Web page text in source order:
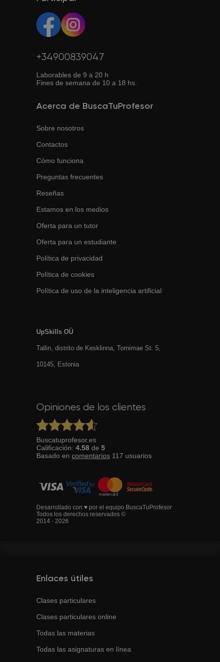
exámenes y formación profesional. Ofrecemos soporte,
confianza y transparencia en todo el proceso.
+34900839047
Laborables de 9 a 20 h
Fines de semana de 10 a 18 hs.
Acerca de BuscaTuProfesor
Sobre nosotros
Contactos
Cómo funciona
Preguntas frecuentes
Reseñas
Estamos en los medios
Oferta para un tutor
Oferta para un estudiante
Política de privacidad
Política de cookies
Política de uso de la inteligencia artificial
UpSkills OÜ
Tallin, distrito de Kesklinna, Tornimаe St. 5,
10145, Estonia
Opiniones de los clientes
Buscatuprofesor.es
Calificación: 4.58 de 5
Basado en comentarios 117 usuarios
Desarrollado con ♥ por el equipo BuscaTuProfesor
Todos los derechos reservados ©
2014 - 2026
Enlaces útiles
Clases particulares
Clases particulares online
Todas las materias
Todas las asignaturas en línea